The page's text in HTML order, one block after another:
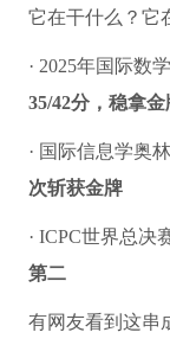
它在干什么？它
· 2025年国际数
35/42分，稳拿金
· 国际信息学奥
次斩获金牌
· ICPC世界总决
第二
有网友看到这串